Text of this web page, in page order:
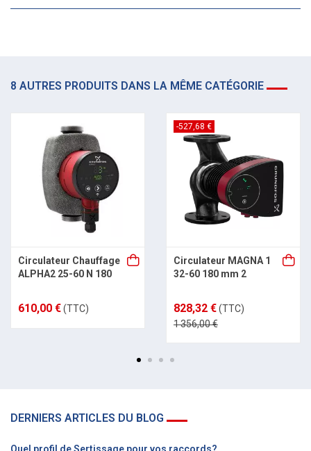
8 AUTRES PRODUITS DANS LA MÊME CATÉGORIE
Circulateur Chauffage
ALPHA2 25-60 N 180
610,00 €(TTC)
-527,68 €
Circulateur MAGNA 1
32-60 180 mm 2
828,32 €(TTC)
1 356,00 €
DERNIERS ARTICLES DU BLOG
Quel profil de Sertissage pour vos raccords?